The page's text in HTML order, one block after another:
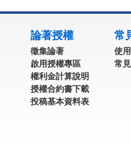
論著授權
徵集論著
啟用授權專區
權利金計算說明
授權合約書下載
投稿基本資料表
常
使
常